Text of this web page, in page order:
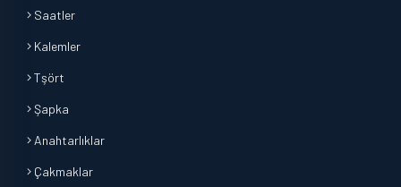
Saatler
Kalemler
Tşört
Şapka
Anahtarlıklar
Çakmaklar